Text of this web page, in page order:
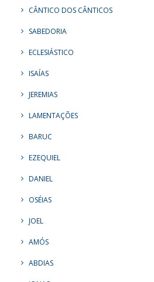
CÂNTICO DOS CÂNTICOS
SABEDORIA
ECLESIÁSTICO
ISAÍAS
JEREMIAS
LAMENTAÇÕES
BARUC
EZEQUIEL
DANIEL
OSÉIAS
JOEL
AMÓS
ABDIAS